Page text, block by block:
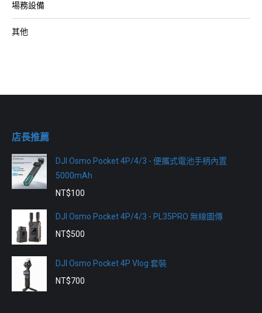
場務設備
其他
店長推薦
DJI Osmo Pocket 4P/4/3 - 便攜式電池手柄內置
5000mAh
NT$100
DJI Osmo Pocket 4P/4/3 - PL35PRO 無線圖傳
NT$500
DJI Osmo Pocket 4P Vlog 套裝
NT$700